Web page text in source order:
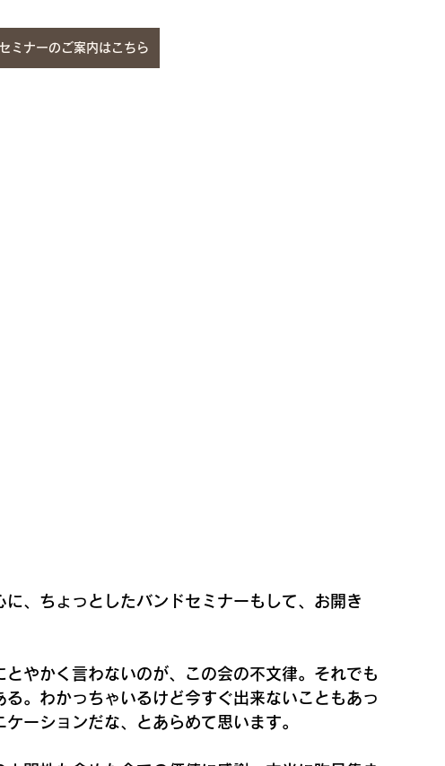
ミナーのご案内はこちら
、ちょっとしたバンドセミナーもして、お開き
とやかく言わないのが、この会の不文律。それでも
。わかっちゃいるけど今すぐ出来ないこともあっ
ーションだな、とあらめて思います。